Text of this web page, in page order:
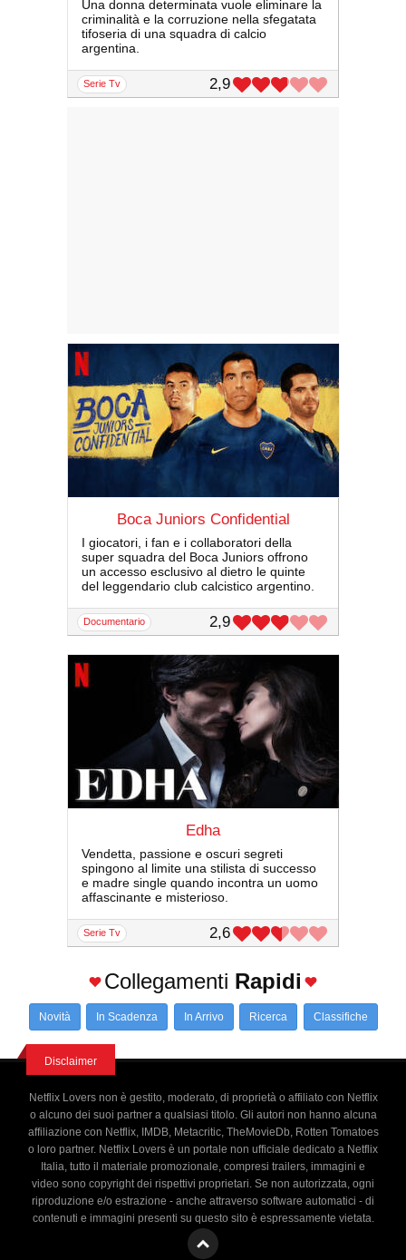
Una donna determinata vuole eliminare la
criminalità e la corruzione nella sfegatata
tifoseria di una squadra di calcio
argentina.
serie Tv 2,9
Boca Juniors Confidential
I giocatori, i fan e i collaboratori della
super squadra del Boca Juniors offrono
un accesso esclusivo al dietro le quinte
del leggendario club calcistico argentino.
documentario 2,9
Edha
Vendetta, passione e oscuri segreti
spingono al limite una stilista di successo
e madre single quando incontra un uomo
affascinante e misterioso.
serie Tv 2,6
Collegamenti Rapidi
Novità In Scadenza In Arrivo Ricerca Classifiche
Disclaimer
Netflix Lovers non è gestito, moderato, di proprietà o affiliato con Netflix
o alcuno dei suoi partner a qualsiasi titolo. Gli autori non hanno alcuna
affiliazione con Netflix, IMDB, Metacritic, TheMovieDb, Rotten Tomatoes
o loro partner. Netflix Lovers è un portale non ufficiale dedicato a Netflix
Italia, tutto il materiale promozionale, compresi trailers, immagini e
video sono copyright dei rispettivi proprietari. Se non autorizzata, ogni
riproduzione e/o estrazione - anche attraverso software automatici - di
contenuti e immagini presenti su questo sito è espressamente vietata.